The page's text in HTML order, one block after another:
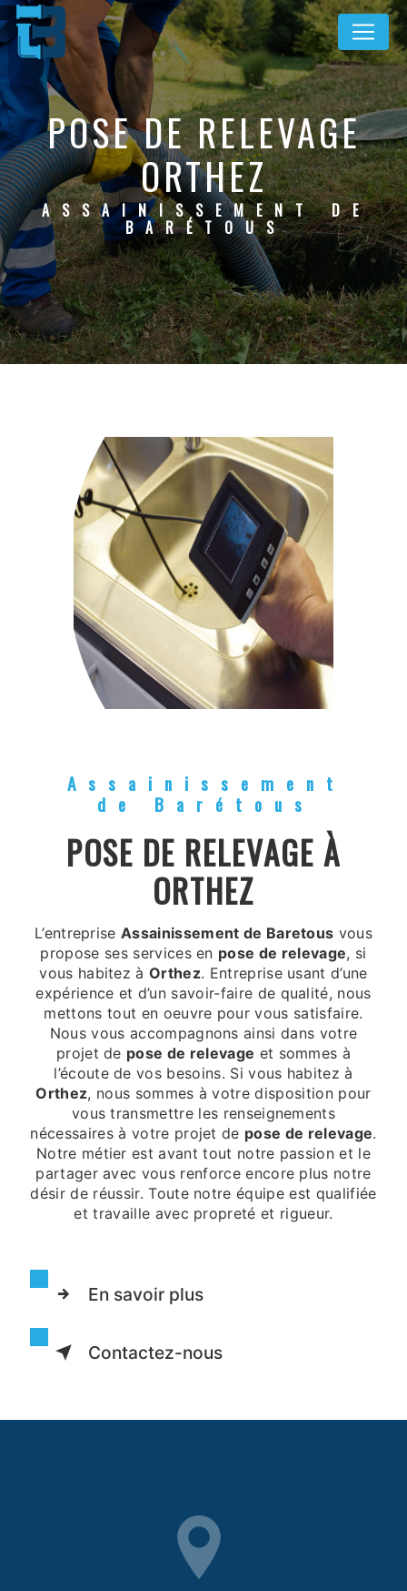
POSE DE RELEVAGE
ORTHEZ
ASSAINISSEMENT DE
BARÉTOUS
Assainissement
de Barétous
POSE DE RELEVAGE À
ORTHEZ
L’entrepriseAssainissement de Baretous vous
propose ses services en pose de relevage, si
vous habitez àOrthez. Entreprise usant d’une
expérience et d’un savoir-faire de qualité, nous
mettons tout en oeuvre pour vous satisfaire.
Nous vous accompagnons ainsi dans votre
projet de pose de relevage et sommes à
l’écoute de vos besoins. Si vous habitez à
Orthez, nous sommes à votre disposition pour
vous transmettre les renseignements
nécessaires à votre projet de pose de relevage.
Notre métier est avant tout notre passion et le
partager avec vous renforce encore plus notre
désir de réussir. Toute notre équipe est qualifiée
et travaille avec propreté et rigueur.
En savoir plus
Contactez-nous
Panneau de gestion des cookies